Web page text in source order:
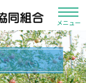
メニュー